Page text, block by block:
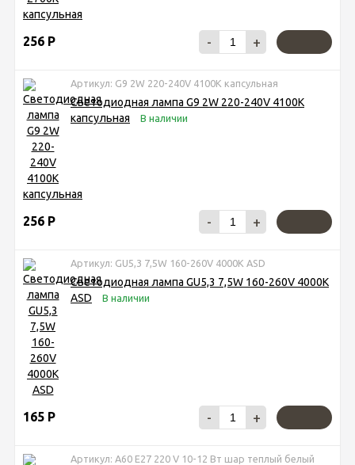
256 Р - +
Артикул: G9 2W 220-240V 4100K капсульная
Светодиодная лампа G9 2W 220-240V 4100K
капсульная
В наличии
256 Р - +
Артикул: GU5,3 7,5W 160-260V 4000K ASD
Светодиодная лампа GU5,3 7,5W 160-260V 4000K
ASD
В наличии
165 Р - +
Артикул: A60 Е27 220 V 10-12 Вт шар теплый белый